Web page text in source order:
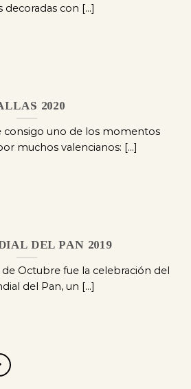
decoradas con [...]
2020
consigo uno de los momentos
muchos valencianos: [...]
DEL PAN 2019
Octubre fue la celebración del
del Pan, un [...]